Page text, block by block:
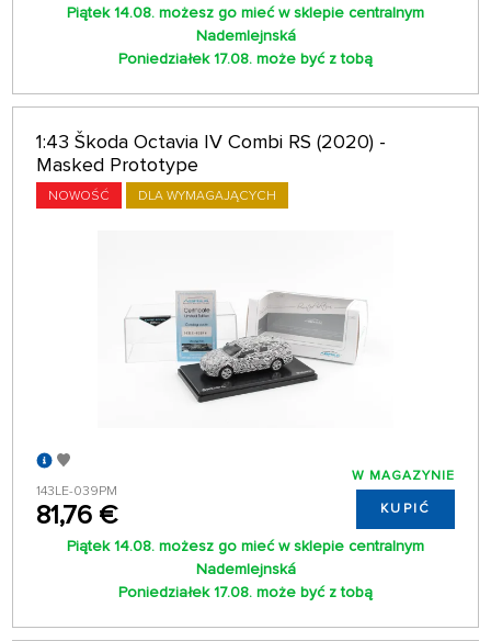
Piątek 14.08. możesz go mieć w sklepie centralnym
Nademlejnská
Poniedziałek 17.08. może być z tobą
1:43 Škoda Octavia IV Combi RS (2020) -
Masked Prototype
NOWOŚĆ DLA WYMAGAJĄCYCH
143LE-039PM
81,76 €
W MAGAZYNIE
KUPIĆ
Piątek 14.08. możesz go mieć w sklepie centralnym
Nademlejnská
Poniedziałek 17.08. może być z tobą